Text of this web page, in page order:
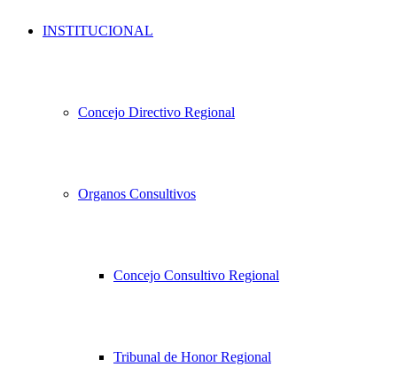
INSTITUCIONAL
Concejo Directivo Regional
Organos Consultivos
Concejo Consultivo Regional
Tribunal de Honor Regional